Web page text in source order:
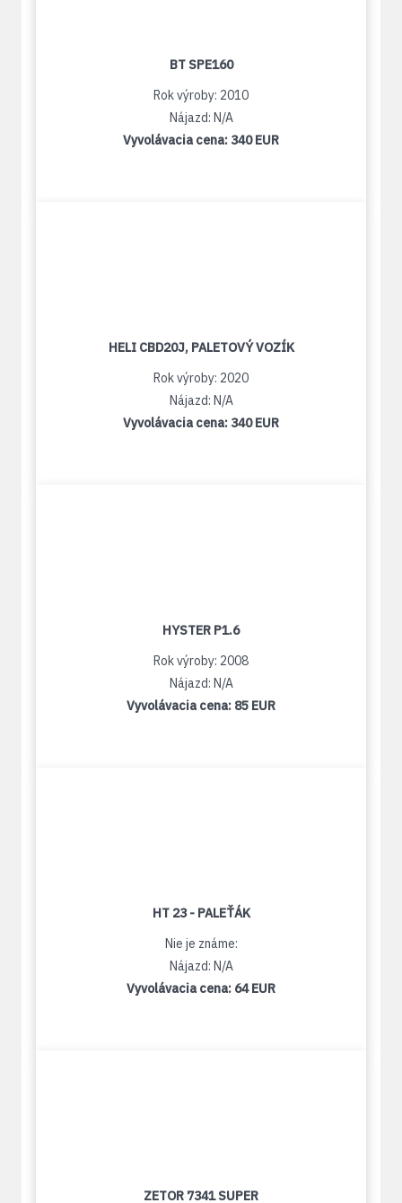
BT SPE160
Rok výroby: 2010
Nájazd: N/A
Vyvolávacia cena: 340 EUR
HELI CBD20J, PALETOVÝ VOZÍK
Rok výroby: 2020
Nájazd: N/A
Vyvolávacia cena: 340 EUR
HYSTER P1.6
Rok výroby: 2008
Nájazd: N/A
Vyvolávacia cena: 85 EUR
HT 23 - PALEŤÁK
Nie je známe:
Nájazd: N/A
Vyvolávacia cena: 64 EUR
ZETOR 7341 SUPER